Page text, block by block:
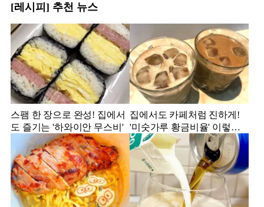
[레시피] 추천 뉴스
스팸 한 장으로 완성! 집에서
도 즐기는 '하와이안 무스비'
집에서도 카페처럼 진하게!
'미숫가루 황금비율' 이렇게
만 해보세요!